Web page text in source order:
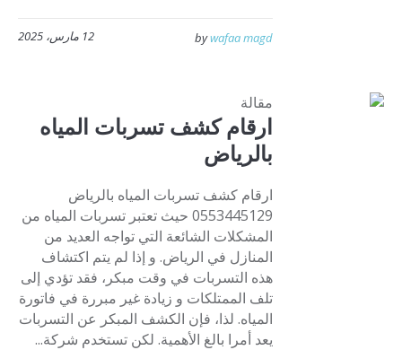
12 مارس، 2025 bywafaa magd
مقالة
ارقام كشف تسربات المياه
بالرياض
ارقام كشف تسربات المياه بالرياض
0553445129 حيث تعتبر تسربات المياه من
المشكلات الشائعة التي تواجه العديد من
المنازل في الرياض. و إذا لم يتم اكتشاف
هذه التسربات في وقت مبكر، فقد تؤدي إلى
تلف الممتلكات و زيادة غير مبررة في فاتورة
المياه. لذا، فإن الكشف المبكر عن التسربات
يعد أمرا بالغ الأهمية. لكن تستخدم شركة...